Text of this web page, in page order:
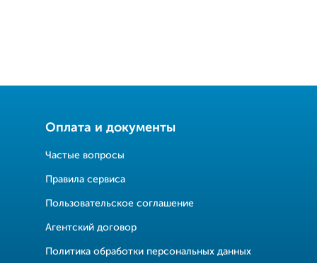
Оплата и документы
Частые вопросы
Правила сервиса
Пользовательское соглашение
Агентский договор
Политика обработки персональных данных